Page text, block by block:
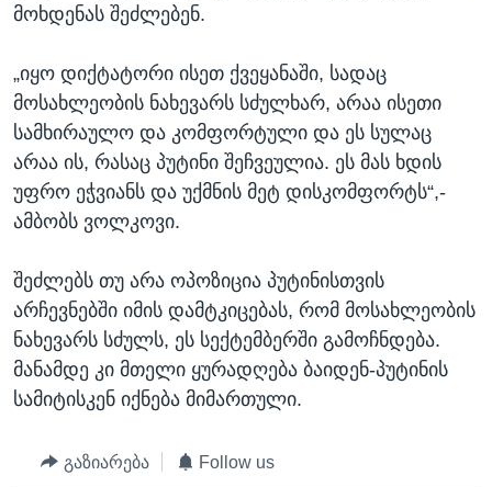
მოხდენას შეძლებენ.
„იყო დიქტატორი ისეთ ქვეყანაში, სადაც
მოსახლეობის ნახევარს სძულხარ, არაა ისეთი
სამხირაულო და კომფორტული და ეს სულაც
არაა ის, რასაც პუტინი შეჩვეულია. ეს მას ხდის
უფრო ეჭვიანს და უქმნის მეტ დისკომფორტს“,-
ამბობს ვოლკოვი.
შეძლებს თუ არა ოპოზიცია პუტინისთვის
არჩევნებში იმის დამტკიცებას, რომ მოსახლეობის
ნახევარს სძულს, ეს სექტემბერში გამოჩნდება.
მანამდე კი მთელი ყურადღება ბაიდენ-პუტინის
სამიტისკენ იქნება მიმართული.
გაზიარება Follow us